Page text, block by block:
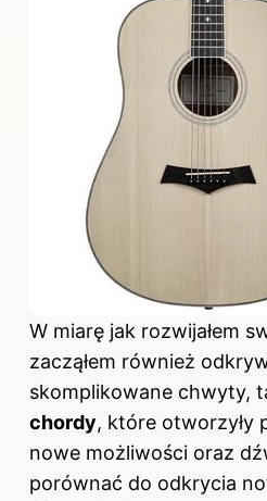
W miarę jak rozwijałem
zacząłem również
skomplikowane chwyty,
chordy, które otworzyły
nowe możliwości oraz
porównać do odkrycia